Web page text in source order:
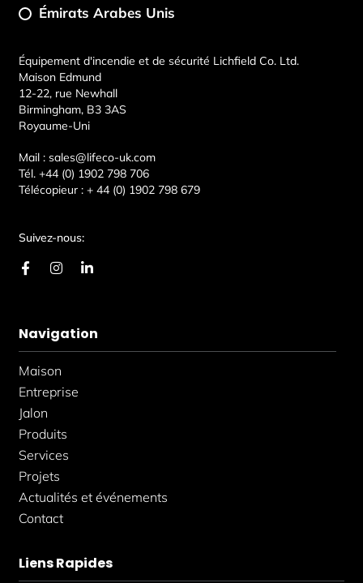
Émirats Arabes Unis
Équipement d'incendie et de sécurité Lichfield Co. Ltd.
Maison Edmund
12-22, rue Newhall
Birmingham, B3 3AS
Royaume-Uni
Mail :sales@lifeco-uk.com
Tél. +44 (0) 1902 798 706
Télécopieur :+ 44 (0) 1902 798 679
Suivez-nous:
F
a
o
o
k
-
f
I
n
g
r
m
L
d
i
Navigation
Maison
Entreprise
Jalon
Produits
Services
Projets
Actualités et événements
Contact
Liens Rapides